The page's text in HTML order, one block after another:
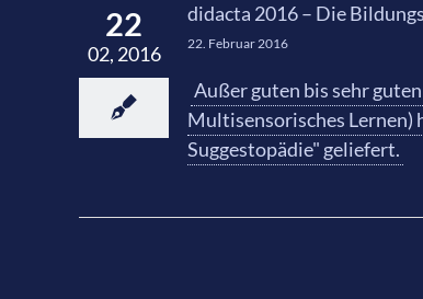
22
02, 2016
didacta 2016 – Die
22. Februar 2016
Außer guten bis sehr
Multisensorisches Lernen)
Suggestopädie" geliefert.